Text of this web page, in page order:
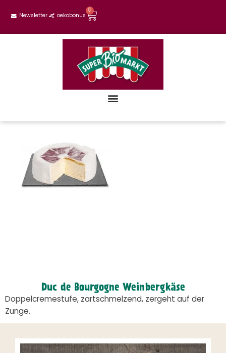
Newsletter oekobonus
0
Duc de Bourgogne Weinbergkäse
Doppelcremestufe, zartschmelzend, zergeht auf der
Zunge.